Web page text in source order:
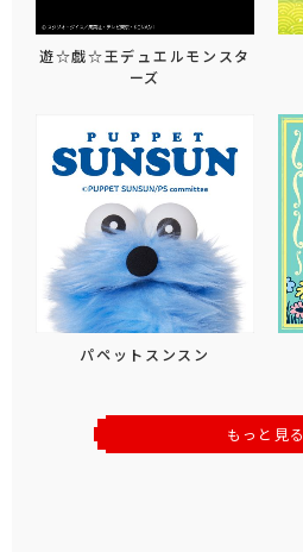
遊☆戯☆王デュエルモンスタ
ーズ
パペットスンスン
もっと見る